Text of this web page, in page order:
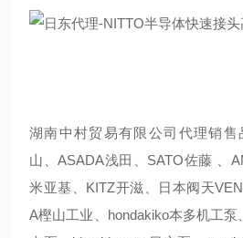
湖南中村贸易有限公司代理销售
山、ASADA浅田、SATO佐藤 、
米亚基、KITZ开滋、日本阀天
A樫山工业、hondakiko本多机工泵